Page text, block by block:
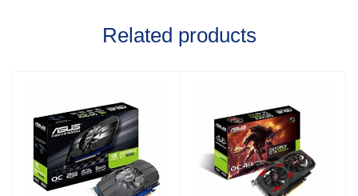
Related products